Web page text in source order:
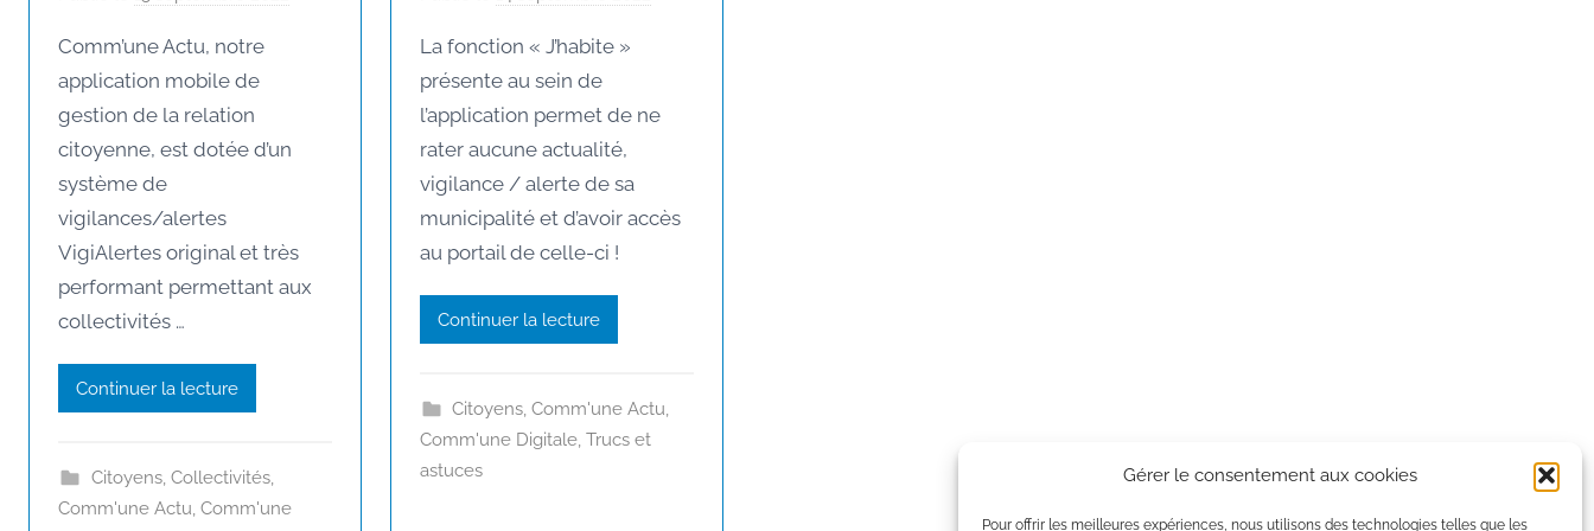
Gérer le consentement aux cookies
Pour offrir les meilleures expériences, nous utilisons des technologies telles que les
g
Comm’une Actu, notre
application mobile de
gestion de la relation
citoyenne, est dotée d’un
système de
vigilances/alertes
VigiAlertes original et très
performant permettant aux
collectivités …
Continuer la lecture
Citoyens, Collectivités,
Comm'une Actu, Comm'une
a
a
La fonction « J’habite »
présente au sein de
l’application permet de ne
rater aucune actualité,
vigilance / alerte de sa
municipalité et d’avoir accès
au portail de celle-ci !
Continuer la lecture
Citoyens,Comm'une Actu,
Comm'une Digitale, Trucs et
astuces